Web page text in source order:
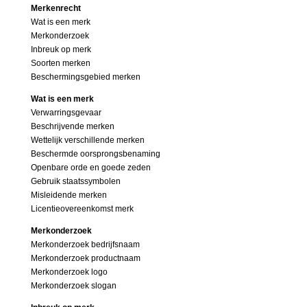
Merkenrecht
Wat is een merk
Merkonderzoek
Inbreuk op merk
Soorten merken
Beschermingsgebied merken
Wat is een merk
Verwarringsgevaar
Beschrijvende merken
Wettelijk verschillende merken
Beschermde oorsprongsbenaming
Openbare orde en goede zeden
Gebruik staatssymbolen
Misleidende merken
Licentieovereenkomst merk
Merkonderzoek
Merkonderzoek bedrijfsnaam
Merkonderzoek productnaam
Merkonderzoek logo
Merkonderzoek slogan